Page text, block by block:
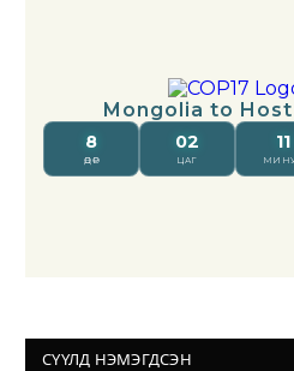
СҮҮЛД НЭМЭГДСЭН